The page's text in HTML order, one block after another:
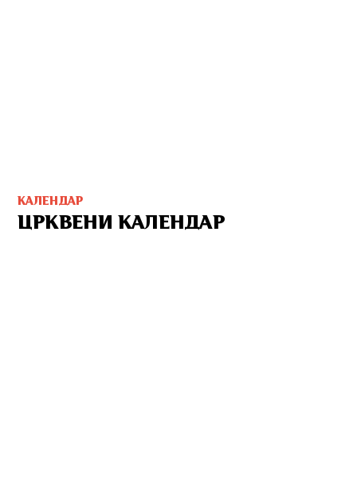
КАЛЕНДАР
ЦРКВЕНИ КАЛЕНДАР